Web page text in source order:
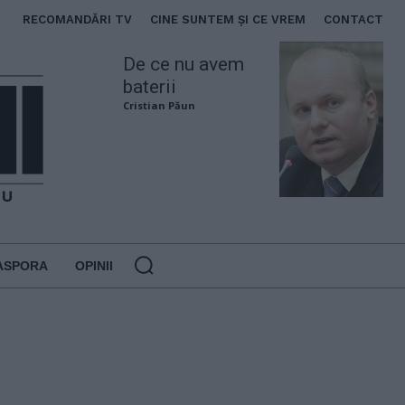
RECOMANDĂRI TV CINE SUNTEM ȘI CE VREM CONTACT
De ce nu avem
baterii
Cristian Păun
OPINII